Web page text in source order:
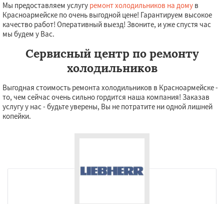
Мы предоставляем услугу ремонт холодильников на дому в
Красноармейске по очень выгодной цене! Гарантируем высокое
качество работ! Оперативный выезд! Звоните, и уже спустя час
мы будем у Вас.
Сервисный центр по ремонту
холодильников
Выгодная стоимость ремонта холодильников в Красноармейске -
то, чем сейчас очень сильно гордится наша компания! Заказав
услугу у нас - будьте уверены, Вы не потратите ни одной лишней
копейки.